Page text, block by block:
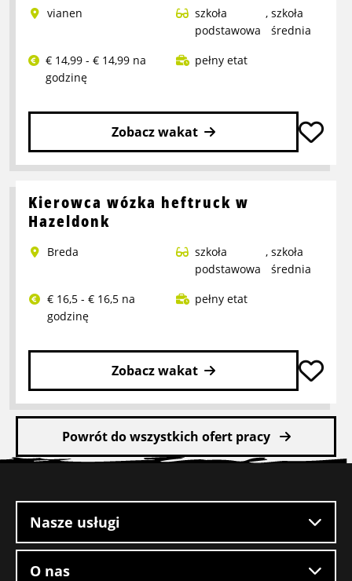
produkcji
vianen
szkoła
podstawowa
, szkoła
średnia
€ 14,99 - € 14,99 na
godzinę
pełny etat
Zobacz wakat
Przeczytaj
o
Pracownik
Kierowca wózka heftruck w
Hazeldonk
Breda
szkoła
podstawowa
, szkoła
średnia
€ 16,5 - € 16,5 na
godzinę
pełny etat
Zobacz wakat
Przeczytaj
więcej
Kierowca
Hazeldonk
Powrót do wszystkich ofert pracy
witryny
Nasze usługi
O nas